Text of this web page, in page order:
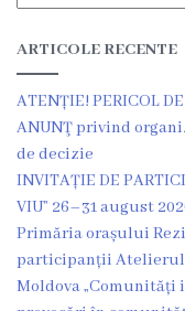
achiziții
Proceduri
Contracte
Licitație
cu
strigare
ARTICOLE RECENTE
ATENȚIE! PERICOL
ANUNŢ privind
de decizie
INVITAȚIE DE
VIU” 26–31 august
Primăria orașului
participanții
Moldova